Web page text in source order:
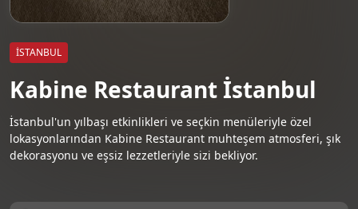
İSTANBUL
Kabine Restaurant İstanbul
İstanbul'un yılbaşı etkinlikleri ve seçkin menüleriyle özel
lokasyonlarından Kabine Restaurant muhteşem atmosferi, şık
dekorasyonu ve eşsiz lezzetleriyle sizi bekliyor.